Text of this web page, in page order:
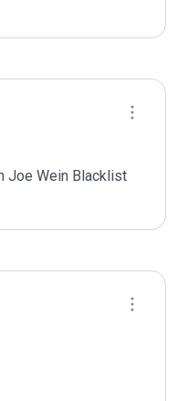
Joe Wein Blacklist